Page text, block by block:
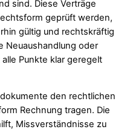
sind. Diese Verträge
geprüft werden,
gültig und rechtskräftig
Neuaushandlung oder
Punkte klar geregelt
den rechtlichen
Rechnung tragen. Die
Missverständnisse zu